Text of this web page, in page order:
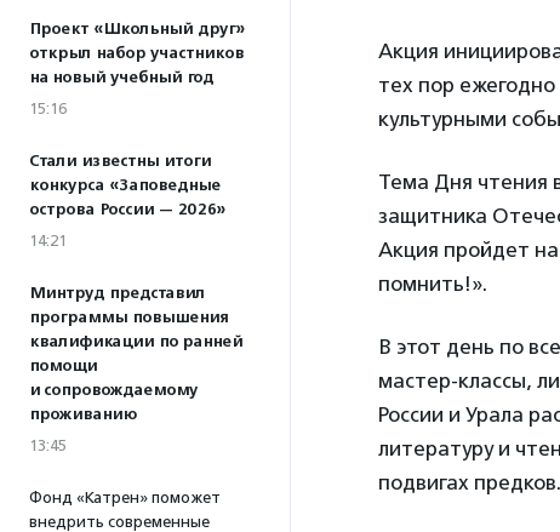
Проект «Школьный друг»
открыл набор участников
на новый учебный год
15:16
Стали известны итоги
конкурса «Заповедные
острова России — 2026»
14:21
Минтруд представил
программы повышения
квалификации по ранней
помощи
и сопровождаемому
проживанию
13:45
Фонд «Катрен» поможет
внедрить современные
Акция
тех пор
культурными
Тема Дня чтения
защитника
Акция пройдет
помнить!».
В этот день по
мастер-классы,
России и Урала
литературу и
подвигах предков.